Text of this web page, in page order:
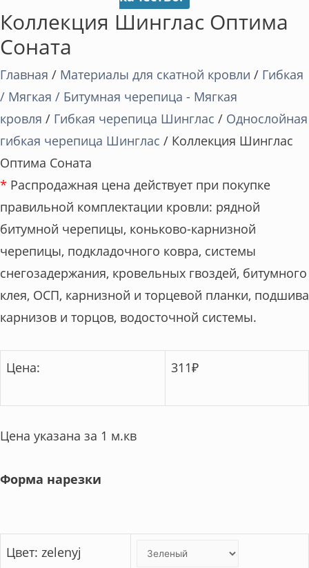
Коллекция Шинглас Оптима
Соната
Главная / Материалы для скатной кровли / Гибкая
/ Мягкая / Битумная черепица - Мягкая
кровля / Гибкая черепица Шинглас / Однослойная
гибкая черепица Шинглас / Коллекция Шинглас
Оптима Соната
* Распродажная цена действует при покупке
правильной комплектации кровли: рядной
битумной черепицы, коньково-карнизной
черепицы, подкладочного ковра, системы
снегозадержания, кровельных гвоздей, битумного
клея, ОСП, карнизной и торцевой планки, подшива
карнизов и торцов, водосточной системы.
Цена: 311₽
Цена указана за 1 м.кв
Форма нарезки
Цвет: zelenyj